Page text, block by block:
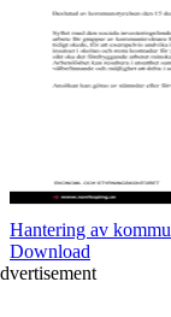
Hantering av
Download